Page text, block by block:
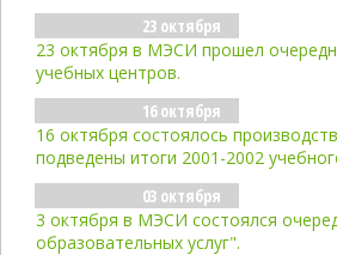
23 октября
23 октября в МЭСИ прошел
учебных центров.
16 октября
16 октября состоялось
подведены итоги 2001-2002
03 октября
3 октября в МЭСИ состоялся
образовательных услуг".